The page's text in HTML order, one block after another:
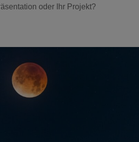
oder Ihr Projekt?